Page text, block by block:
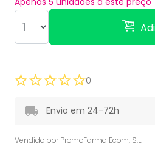
0
Envio em 24-72h
Vendido por PromoFarma Ecom, S.L.